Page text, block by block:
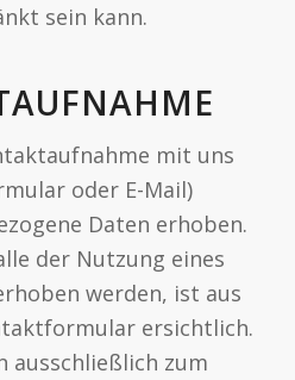
sein kann.
mit uns
oder E-Mail)
Daten erhoben.
der Nutzung eines
werden, ist aus
ersichtlich.
ausschließlich zum